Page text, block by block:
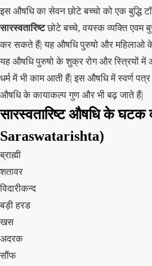
इस औषधि का सेवन छोटे बच्चो को एक बुद्धि
सारस्वतारिष्टछोटे बच्चे, वयस्क व्यक्ति एवम
कर सकते हैं| यह औषधि पुरुषो और महिलाओ के
यह औषधि पुरुषो के शुक्र रोग और स्त्रियों में
धर्म में भी काम आती हैं| इस औषधि में स्वर्ण
औषधि के कायाकल्प गुण और भी बढ़ जाते हैं|
सारस्वतारिष्ट औषधि के घटक
Saraswatarishta)
ब्राह्मी
शतावर
विदारीकन्द
बड़ी हरड
खस
अदरक
सौंफ